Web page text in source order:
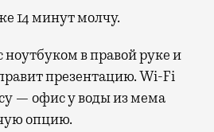
14 минут молчу.
ноутбуком в правой руке и
презентацию. Wi-Fi
— офис у воды из мема
опцию.